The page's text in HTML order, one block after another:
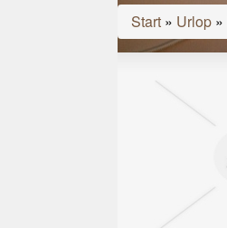
Start » Urlop »